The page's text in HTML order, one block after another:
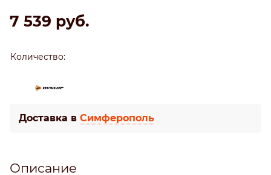
7 539 руб.
Количество:
Доставка в Симферополь
Описание